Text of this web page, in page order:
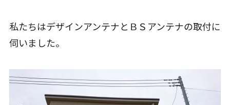
私たちはデザインアンテナとＢＳアンテナの取付に
伺いました。